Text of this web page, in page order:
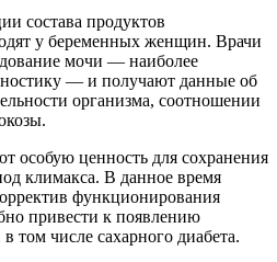
состава продуктов
у беременных женщин. Врачи
мочи — наиболее
— и получают данные об
организма, соотношении
особую ценность для сохранения
климакса. В данное время
функционирования
привести к появлению
том числе сахарного диабета.